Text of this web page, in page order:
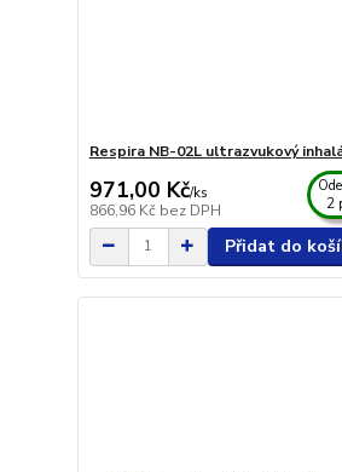
Respira NB-02L ultrazvukový
971,00 Kč/ks
866,96 Kč bez DPH
2
Přidat do